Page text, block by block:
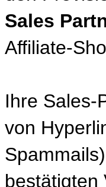
Sales
Affiliate-
Ihre Sales-
von
bestätigten